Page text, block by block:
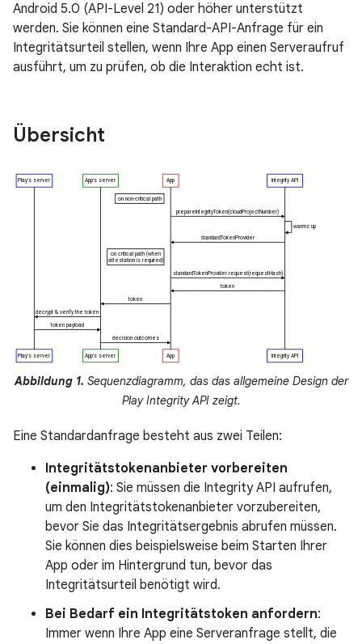
Android 5.0 (API-Level 21) oder höher unterstützt
werden. Sie können eine Standard-API-Anfrage für ein
Integritätsurteil stellen, wenn Ihre App einen Serveraufruf
ausführt, um zu prüfen, ob die Interaktion echt ist.
Übersicht
Abbildung 1. Sequenzdiagramm, das das allgemeine Design der
Play Integrity API zeigt.
Eine Standardanfrage besteht aus zwei Teilen:
Integritätstokenanbieter vorbereiten
(einmalig): Sie müssen die Integrity API aufrufen,
um den Integritätstokenanbieter vorzubereiten,
bevor Sie das Integritätsergebnis abrufen müssen.
Sie können dies beispielsweise beim Starten Ihrer
App oder im Hintergrund tun, bevor das
Integritätsurteil benötigt wird.
Bei Bedarf ein Integritätstoken anfordern:
Immer wenn Ihre App eine Serveranfrage stellt, die